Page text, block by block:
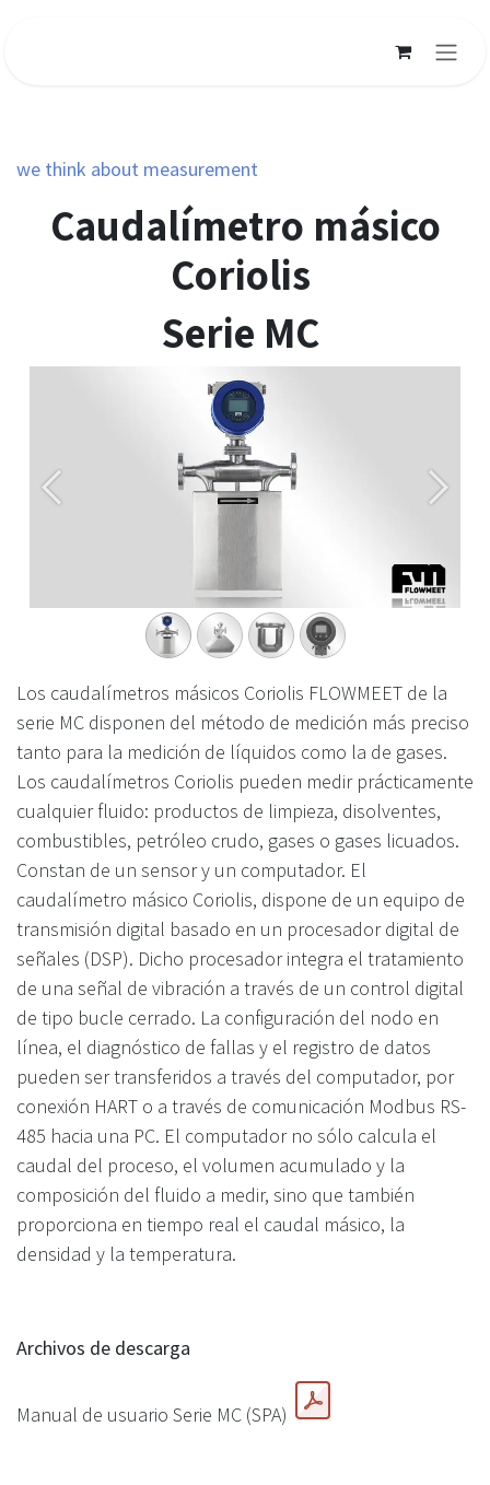
we think about measurement
Caudalímetro másico
Coriolis
Serie MC
Anterior
Los caudalímetros másicos Coriolis FLOWMEET de la
serie MC disponen del método de medición más preciso
tanto para la medición de líquidos como la de gases.
Los caudalímetros Coriolis pueden medir prácticamente
cualquier fluido: productos de limpieza, disolventes,
combustibles, petróleo crudo, gases o gases licuados.
Constan de un sensor y un computador. El
caudalímetro másico Coriolis, dispone de un equipo de
transmisión digital basado en un procesador digital de
señales (DSP). Dicho procesador integra el tratamiento
de una señal de vibración a través de un control digital
de tipo bucle cerrado. La configuración del nodo en
línea, el diagnóstico de fallas y el registro de datos
pueden ser transferidos a través del computador, por
conexión HART o a través de comunicación Modbus RS-
485 hacia una PC. El computador no sólo calcula el
caudal del proceso, el volumen acumulado y la
composición del fluido a medir, sino que también
proporciona en tiempo real el caudal másico, la
densidad y la temperatura.
Archivos de descarga
Manual de usuario Serie MC (SPA)